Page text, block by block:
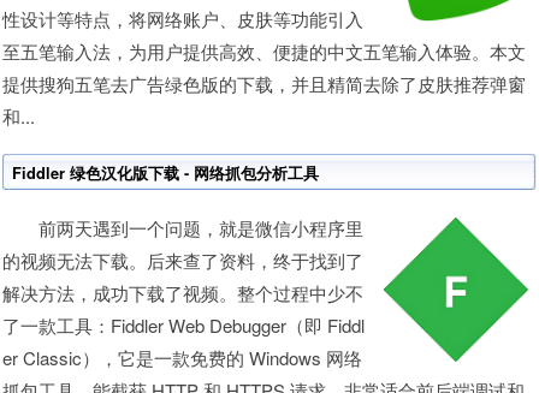
性设计等特点，将网络账户、皮肤等功能引入
至五笔输入法，为用户提供高效、便捷的中文五笔输入体验。本文
提供搜狗五笔去广告绿色版的下载，并且精简去除了皮肤推荐弹窗
和...
Fiddler 绿色汉化版下载 - 网络抓包分析工具
前两天遇到一个问题，就是微信小程序里
的视频无法下载。后来查了资料，终于找到了
解决方法，成功下载了视频。整个过程中少不
了一款工具：Fiddler Web Debugger（即 Fiddl
er Classic），它是一款免费的 Windows 网络